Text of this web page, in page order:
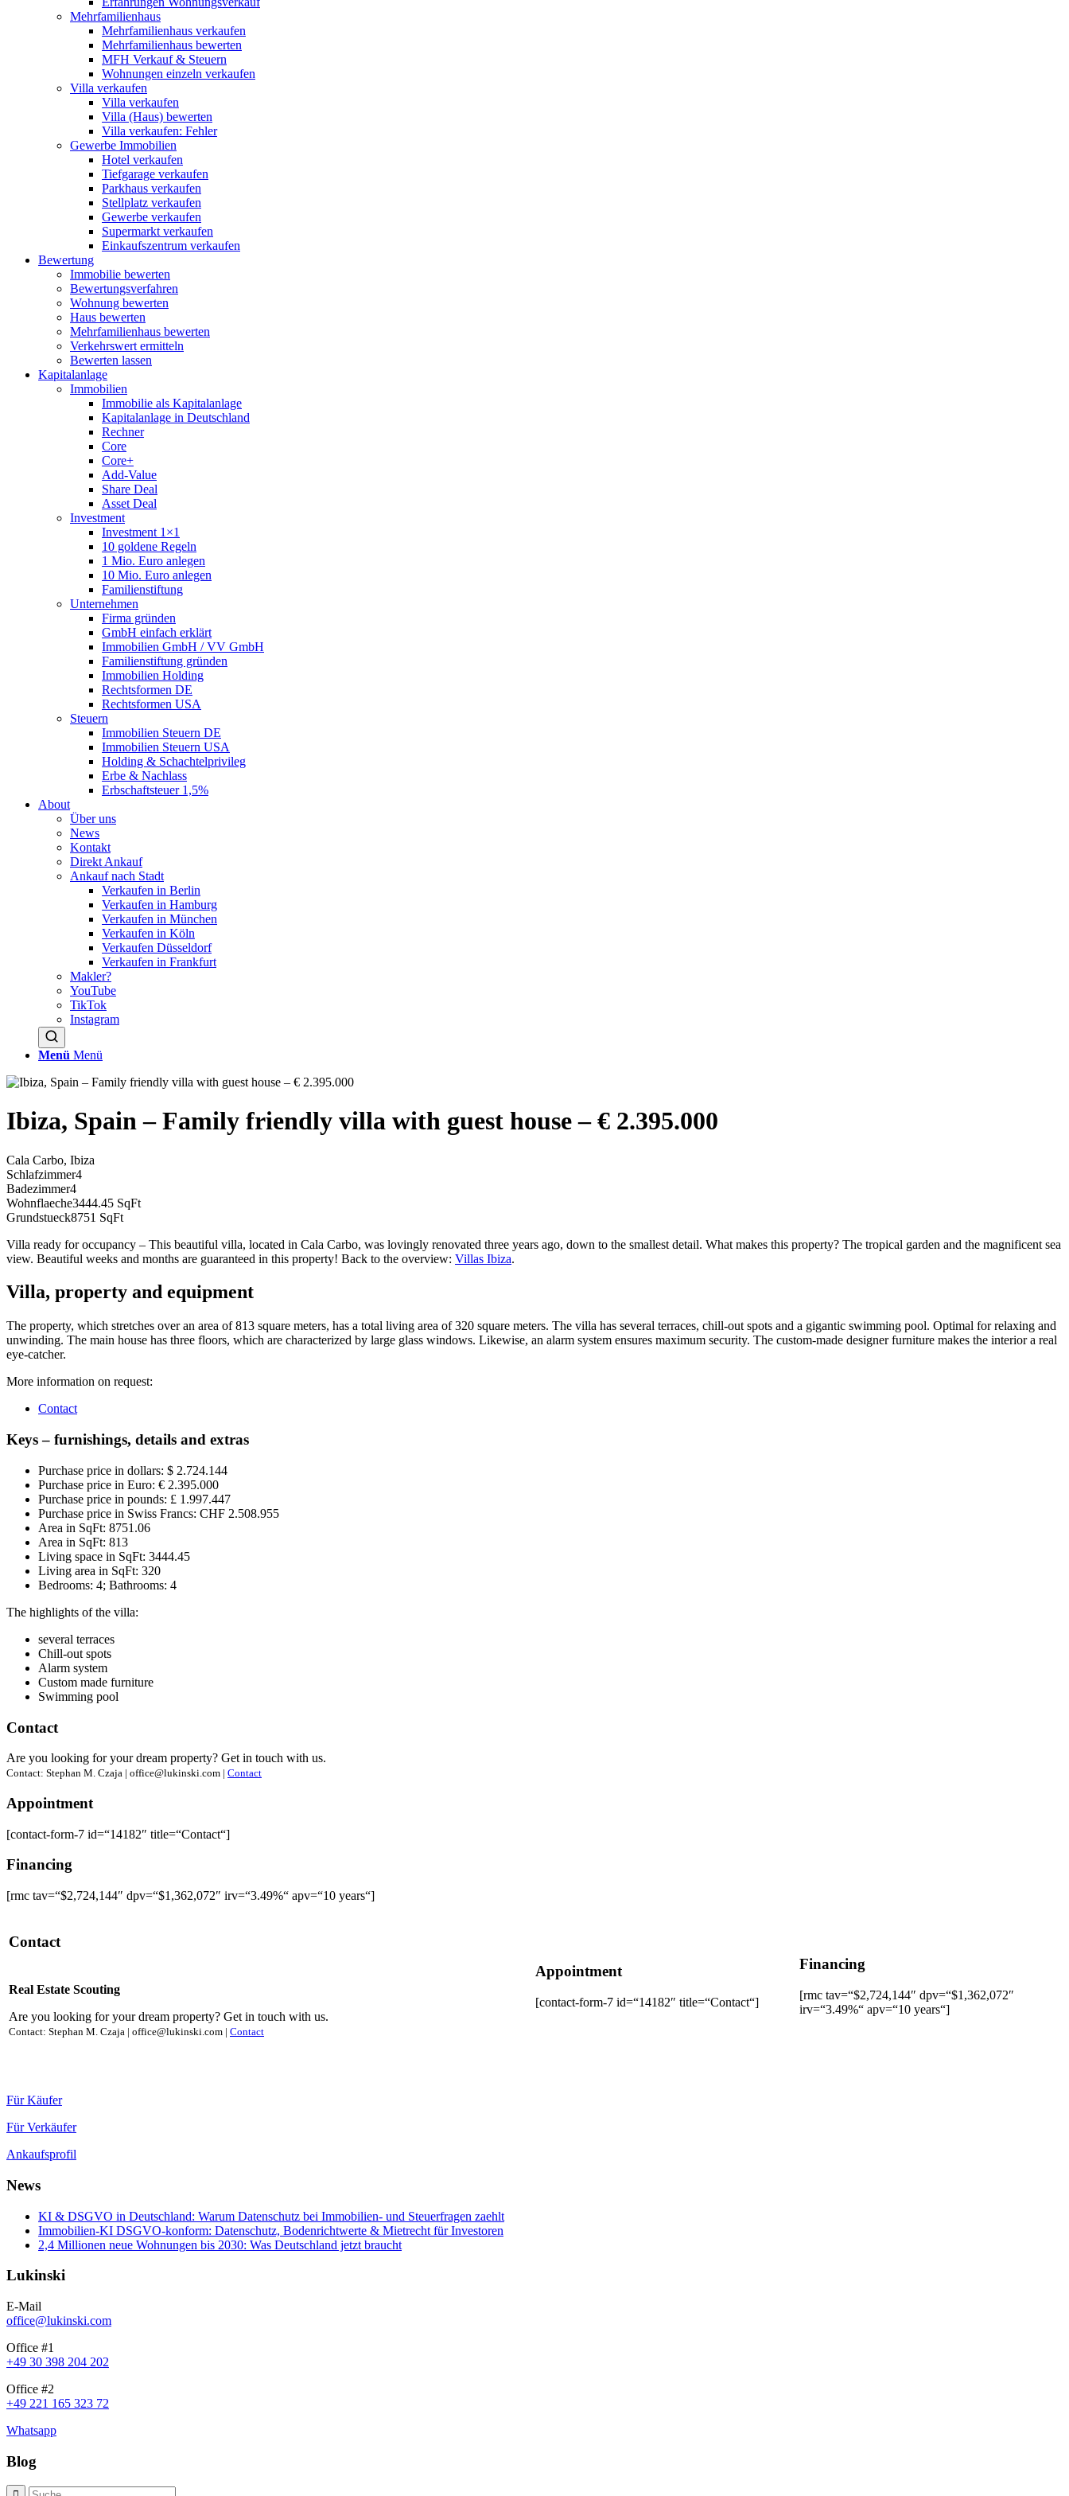
Mehrfamilienhaus
Mehrfamilienhaus verkaufen
Mehrfamilienhaus bewerten
MFH Verkauf & Steuern
Wohnungen einzeln verkaufen
Villa verkaufen
Villa verkaufen
Villa (Haus) bewerten
Villa verkaufen: Fehler
Gewerbe Immobilien
Hotel verkaufen
Tiefgarage verkaufen
Parkhaus verkaufen
Stellplatz verkaufen
Gewerbe verkaufen
Supermarkt verkaufen
Einkaufszentrum verkaufen
Bewertung
Immobilie bewerten
Bewertungsverfahren
Wohnung bewerten
Haus bewerten
Mehrfamilienhaus bewerten
Verkehrswert ermitteln
Bewerten lassen
Kapitalanlage
Immobilien
Immobilie als Kapitalanlage
Kapitalanlage in Deutschland
Rechner
Core
Core+
Add-Value
Share Deal
Asset Deal
Investment
Investment 1×1
10 goldene Regeln
1 Mio. Euro anlegen
10 Mio. Euro anlegen
Familienstiftung
Unternehmen
Firma gründen
GmbH einfach erklärt
Immobilien GmbH / VV GmbH
Familienstiftung gründen
Immobilien Holding
Rechtsformen DE
Rechtsformen USA
Steuern
Immobilien Steuern DE
Immobilien Steuern USA
Holding & Schachtelprivileg
Erbe & Nachlass
Erbschaftsteuer 1,5%
About
Über uns
News
Kontakt
Direkt Ankauf
Ankauf nach Stadt
Verkaufen in Berlin
Verkaufen in Hamburg
Verkaufen in München
Verkaufen in Köln
Verkaufen Düsseldorf
Verkaufen in Frankfurt
Makler?
YouTube
TikTok
Instagram
Menü Menü
Ibiza, Spain – Family friendly villa with guest house – € 2.395.000
Cala Carbo, Ibiza
Schlafzimmer4
Badezimmer4
Wohnflaeche3444.45 SqFt
Grundstueck8751 SqFt
Villa ready for occupancy – This beautiful villa, located in Cala Carbo, was lovingly renovated three years ago, down to the smallest detail. What makes this property? The tropical garden and the magnificent sea
view. Beautiful weeks and months are guaranteed in this property! Back to the overview: Villas Ibiza.
Villa, property and equipment
The property, which stretches over an area of 813 square meters, has a total living area of 320 square meters. The villa has several terraces, chill-out spots and a gigantic swimming pool. Optimal for relaxing and
unwinding. The main house has three floors, which are characterized by large glass windows. Likewise, an alarm system ensures maximum security. The custom-made designer furniture makes the interior a real
eye-catcher.
More information on request:
Contact
Keys – furnishings, details and extras
Purchase price in dollars: $ 2.724.144
Purchase price in Euro: € 2.395.000
Purchase price in pounds: £ 1.997.447
Purchase price in Swiss Francs: CHF 2.508.955
Area in SqFt: 8751.06
Area in SqFt: 813
Living space in SqFt: 3444.45
Living area in SqFt: 320
Bedrooms: 4; Bathrooms: 4
The highlights of the villa:
several terraces
Chill-out spots
Alarm system
Custom made furniture
Swimming pool
Contact
Are you looking for your dream property? Get in touch with us.
Contact: Stephan M. Czaja | office@lukinski.com | Contact
Appointment
[contact-form-7 id=“14182″ title=“Contact“]
Financing
[rmc tav=“$2,724,144″ dpv=“$1,362,072″ irv=“3.49%“ apv=“10 years“]
Contact
Real Estate Scouting
Are you looking for your dream property? Get in touch with us.
Contact: Stephan M. Czaja | office@lukinski.com | Contact
Appointment
[contact-form-7 id=“14182″ title=“Contact“]
Financing
[rmc tav=“$2,724,144″ dpv=“$1,362,072″
irv=“3.49%“ apv=“10 years“]
Für Käufer
Für Verkäufer
Ankaufsprofil
News
KI & DSGVO in Deutschland: Warum Datenschutz bei Immobilien- und Steuerfragen zaehlt
Immobilien-KI DSGVO-konform: Datenschutz, Bodenrichtwerte & Mietrecht für Investoren
2,4 Millionen neue Wohnungen bis 2030: Was Deutschland jetzt braucht
Lukinski
E-Mail
office@lukinski.com
Office #1
+49 30 398 204 202
Office #2
+49 221 165 323 72
Whatsapp
Blog